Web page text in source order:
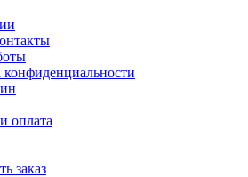
оплата
заказ